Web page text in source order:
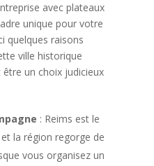
avec plateaux
unique pour votre
quelques raisons
ville historique
un choix judicieux
: Reims est le
la région regorge de
vous organisez un